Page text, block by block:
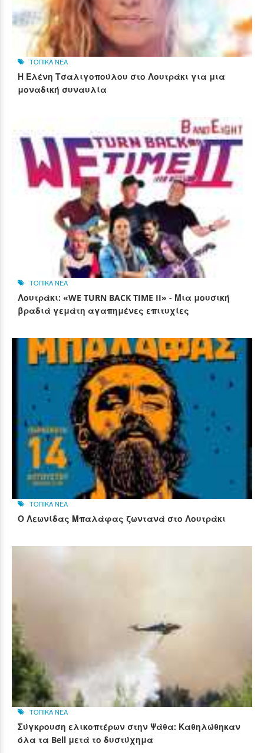
ΤΟΠΙΚΑ ΝΕΑ
Η Ελένη Τσαλιγοπούλου στο Λουτράκι για μια
μοναδική συναυλία
ΤΟΠΙΚΑ ΝΕΑ
Λουτράκι: «WE TURN BACK TIME II» - Μια μουσική
βραδιά γεμάτη αγαπημένες επιτυχίες
ΤΟΠΙΚΑ ΝΕΑ
Ο Λεωνίδας Μπαλάφας ζωντανά στο Λουτράκι
ΤΟΠΙΚΑ ΝΕΑ
Σύγκρουση ελικοπτέρων στην Ψάθα: Καθηλώθηκαν
όλα τα Bell μετά το δυστύχημα